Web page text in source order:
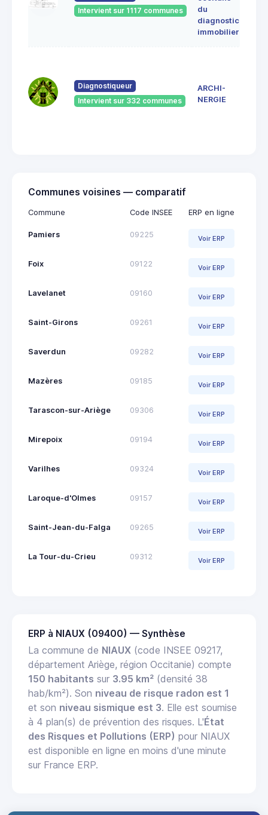
Intervient sur 1117 communes
du
diagnostic
immobilier
Diagnostiqueur
Intervient sur 332 communes
ARCHI-
NERGIE
Communes voisines — comparatif
Commune Code INSEE ERP en ligne
Pamiers 09225 Voir ERP
Foix 09122 Voir ERP
Lavelanet 09160 Voir ERP
Saint-Girons 09261 Voir ERP
Saverdun 09282 Voir ERP
Mazères 09185 Voir ERP
Tarascon-sur-Ariège 09306 Voir ERP
Mirepoix 09194 Voir ERP
Varilhes 09324 Voir ERP
Laroque-d'Olmes 09157 Voir ERP
Saint-Jean-du-Falga 09265 Voir ERP
La Tour-du-Crieu 09312 Voir ERP
ERP à NIAUX (09400) — Synthèse
La commune de NIAUX (code INSEE 09217,
département Ariège, région Occitanie) compte
150 habitants sur 3.95 km² (densité 38
hab/km²). Son niveau de risque radon est 1
et son niveau sismique est 3. Elle est soumise
à 4 plan(s) de prévention des risques. L'État
des Risques et Pollutions (ERP) pour NIAUX
est disponible en ligne en moins d'une minute
sur France ERP.